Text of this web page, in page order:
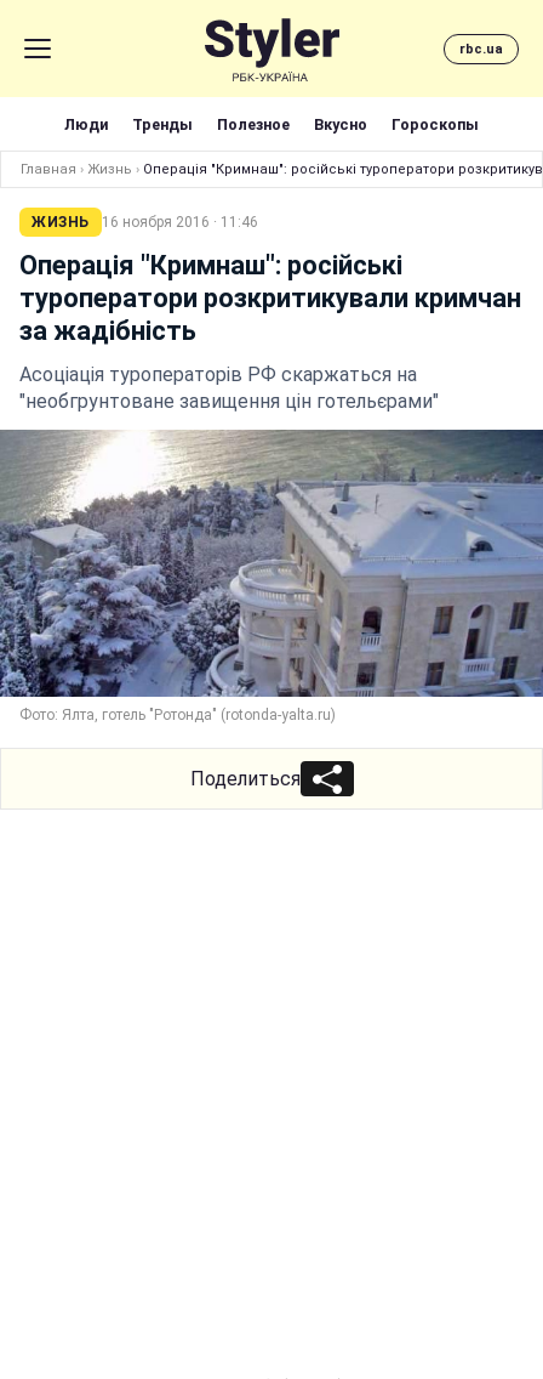
rbc.ua
Люди Тренды Полезное Вкусно Гороскопы
Главная › Жизнь › Операція "Кримнаш": російські туроператори
ЖИЗНЬ 16 ноября 2016 · 11:46
Операція "Кримнаш": російські
туроператори розкритикували кримчан
за жадібність
Асоціація туроператорів РФ скаржаться на
"необгрунтоване завищення цін готельєрами"
Фото: Ялта, готель "Ротонда" (rotonda-yalta.ru)
Поделиться